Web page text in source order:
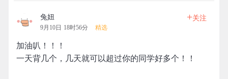
兔妞
9月10日 18时56分 精选
+关注
加油叭！！！
一天背几个，几天就可以超过你的同学好多个！！